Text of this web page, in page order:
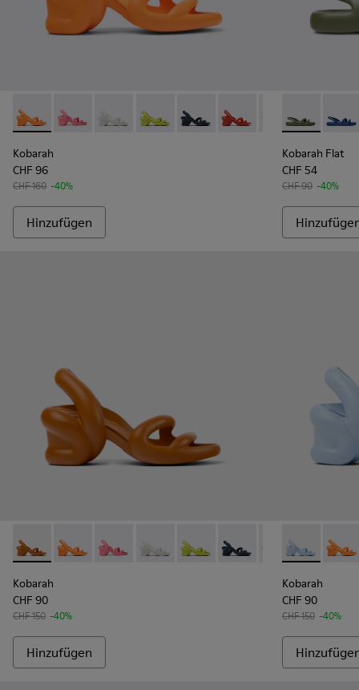
Kobarah - K100839-034 - Orangefarbene Synthetik-
Kobarah - K100839-032 - Pinkfarbene Synthetik-
Kobarah - K100839-028 - Weißer
Kobarah - K100839-027 - Gelbe
Kobarah - K100839-026 -
Kobarah - K100839-025
Kobarah -Kobarah -
Kobarah
CHF 96
CHF 160 -40%
Hinzufügen
Kobarah
Kobarah Flat
CHF 54
CHF 90 -40%
Kobarah - K100839-010 - Unisex-Sandale in Braun
Kobarah - K100839-034 - Orangefarbene Synthetik-
Kobarah - K100839-032 - Pinkfarbene
Kobarah - K100839-028 - Weißer
Kobarah - K100839-027 -
Kobarah - K100839-
Kobarah -Kobarah
Kobarah
CHF 90
CHF 150 -40%
Hinzufügen
Kobarah -
Kobarah
CHF 90
CHF 150 -40%